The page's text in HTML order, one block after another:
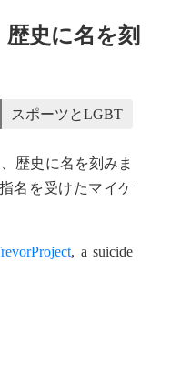
史に名を刻
スポーツとLGBT
歴史に名を刻みま
名を受けたマイケ
, a suicide